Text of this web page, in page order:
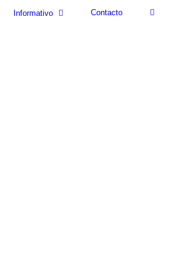
Informativo Contacto